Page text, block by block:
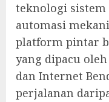
teknologi
automasi
platform pintar
yang dipacu
dan Internet
perjalanan